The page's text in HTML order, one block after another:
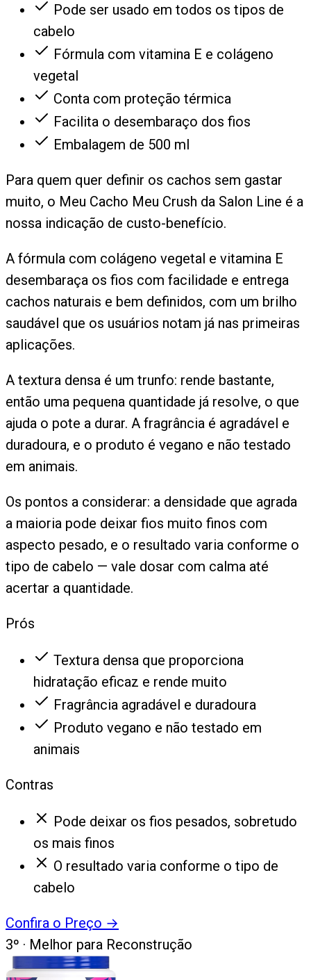
Pode ser usado em todos os tipos de
cabelo
Fórmula com vitamina E e colágeno
vegetal
Conta com proteção térmica
Facilita o desembaraço dos fios
Embalagem de 500 ml
Para quem quer definir os cachos sem gastar
muito, o Meu Cacho Meu Crush da Salon Line é a
nossa indicação de custo-benefício.
A fórmula com colágeno vegetal e vitamina E
desembaraça os fios com facilidade e entrega
cachos naturais e bem definidos, com um brilho
saudável que os usuários notam já nas primeiras
aplicações.
A textura densa é um trunfo: rende bastante,
então uma pequena quantidade já resolve, o que
ajuda o pote a durar. A fragrância é agradável e
duradoura, e o produto é vegano e não testado
em animais.
Os pontos a considerar: a densidade que agrada
a maioria pode deixar fios muito finos com
aspecto pesado, e o resultado varia conforme o
tipo de cabelo — vale dosar com calma até
acertar a quantidade.
Prós
Textura densa que proporciona
hidratação eficaz e rende muito
Fragrância agradável e duradoura
Produto vegano e não testado em
animais
Contras
Pode deixar os fios pesados, sobretudo
os mais finos
O resultado varia conforme o tipo de
cabelo
Confira o Preço →
3º · Melhor para Reconstrução